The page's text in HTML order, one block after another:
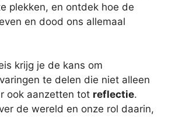
plekken, en ontdek hoe de
en dood ons allemaal
krijg je de kans om
te delen die niet alleen
ook aanzetten tot reflectie.
de wereld en onze rol daarin,